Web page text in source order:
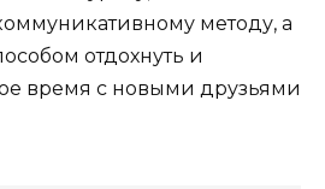
методу, а
отдохнуть и
время с новыми друзьями